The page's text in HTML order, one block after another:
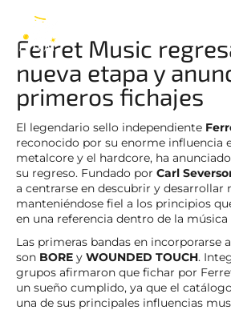
Ferret Music
nueva etapa y
primeros fichajes
El legendario sello independiente
reconocido por su enorme influencia
metalcore y el hardcore, ha
su regreso. Fundado por Carl
a centrarse en descubrir y desarrollar
manteniéndose fiel a los principios
en una referencia dentro de la música
Las primeras bandas en incorporarse
son BORE y WOUNDED TOUCH.
grupos afirmaron que fichar por
un sueño cumplido, ya que el
una de sus principales influencias